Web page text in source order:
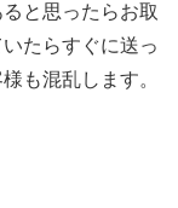
と思ったらお取
たらすぐに送っ
も混乱します。